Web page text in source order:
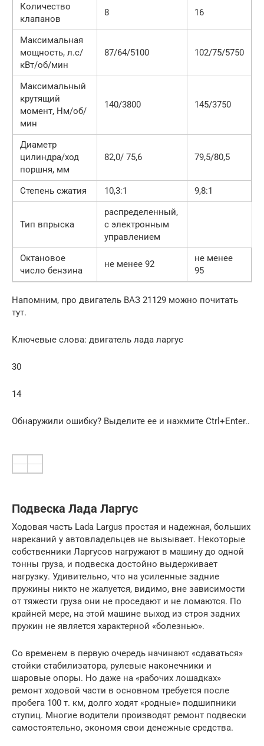
Количество
клапанов
8 16
Максимальная
мощность, л.с/
кВт/об/мин
87/64/5100 102/75/5750
Максимальный
крутящий
момент, Нм/об/
мин
140/3800 145/3750
Диаметр
цилиндра/ход
поршня, мм
82,0/ 75,6 79,5/80,5
Степень сжатия 10,3:1 9,8:1
Тип впрыска
распределенный,
с электронным
управлением
Октановое
число бензина
не менее 92
не менее
95
Напомним, про двигатель ВАЗ 21129 можно почитать
тут.
Ключевые слова: двигатель лада ларгус
30
14
Обнаружили ошибку? Выделите ее и нажмите Ctrl+Enter..
Подвеска Лада Ларгус
Ходовая часть Lada Largus простая и надежная, больших
нареканий у автовладельцев не вызывает. Некоторые
собственники Ларгусов нагружают в машину до одной
тонны груза, и подвеска достойно выдерживает
нагрузку. Удивительно, что на усиленные задние
пружины никто не жалуется, видимо, вне зависимости
от тяжести груза они не проседают и не ломаются. По
крайней мере, на этой машине выход из строя задних
пружин не является характерной «болезнью».
Со временем в первую очередь начинают «сдаваться»
стойки стабилизатора, рулевые наконечники и
шаровые опоры. Но даже на «рабочих лошадках»
ремонт ходовой части в основном требуется после
пробега 100 т. км, долго ходят «родные» подшипники
ступиц. Многие водители производят ремонт подвески
самостоятельно, экономя свои денежные средства.